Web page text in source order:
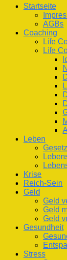
Life Coaching Club
Für DeineStartseite
AGBs
Coaching
Life
Life
Leben
Krise
Reich-Sein
Geld
Geld
Geld
Geld
Gesundheit
Stress